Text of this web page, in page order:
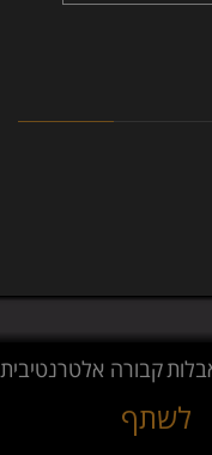
קבורה אלטרנטיבית
לשתף